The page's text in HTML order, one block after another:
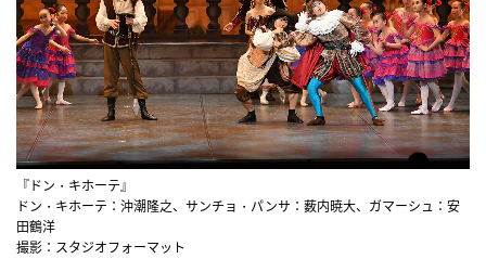
『ドン・キホーテ』
ドン・キホーテ：沖潮隆之、サンチョ・パンサ：薮内暁大、ガマーシュ：安
田鶴洋
撮影：スタジオフォーマット